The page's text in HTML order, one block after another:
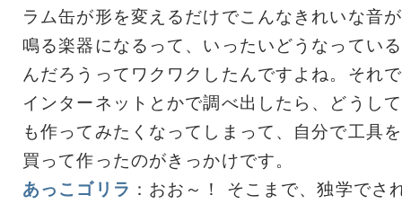
ラム缶が形を変えるだけでこんなきれいな音が
鳴る楽器になるって、いったいどうなっている
んだろうってワクワクしたんですよね。それで
インターネットとかで調べ出したら、どうして
も作ってみたくなってしまって、自分で工具を
買って作ったのがきっかけです。
あっこゴリラ ：おお～！ そこまで、独学でさ